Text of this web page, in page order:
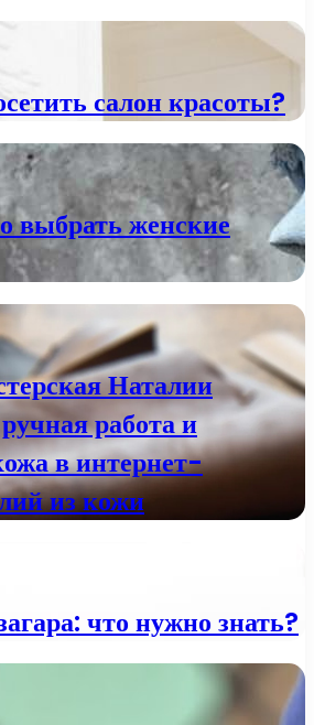
салон красоты?
выбрать женские
Наталии
работа и
в интернет-
из кожи
что нужно знать?